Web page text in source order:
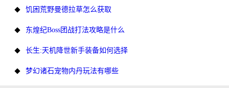
饥困荒野曼德拉草怎么获取
东煌纪Boss团战打法攻略是什么
长生:天机降世新手装备如何选择
梦幻诸石宠物内丹玩法有哪些